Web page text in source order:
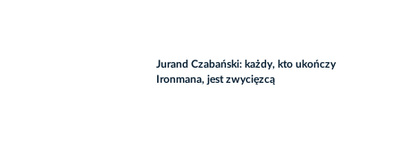
Jurand Czabański: każdy, kto ukończy
Ironmana, jest zwycięzcą